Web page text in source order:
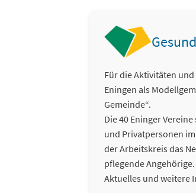
Für die Aktivitäten
Eningen als
Gemeinde“.
Die 40 Eninger
und Privatpersonen
der Arbeitskreis das
pflegende Angehörige.
Aktuelles und weitere